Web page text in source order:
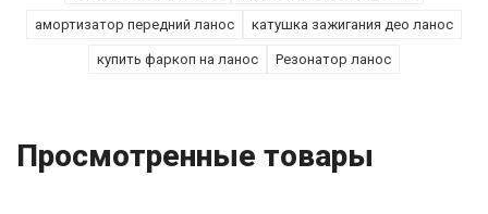
амортизатор передний ланос катушка зажигания део ланос
купить фаркоп на ланос Резонатор ланос
Просмотренные товары